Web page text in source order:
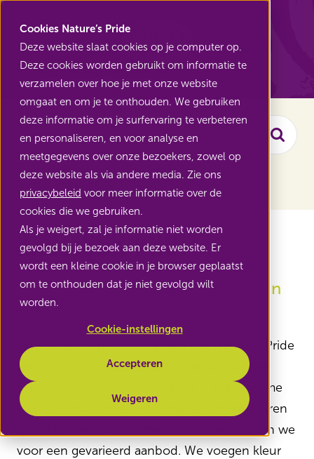
Cookies Nature’s Pride
Deze website slaat cookies op je computer op.
Deze cookies worden gebruikt om informatie te
verzamelen over hoe je met onze website
omgaat en om je te onthouden. We gebruiken
deze informatie om je surfervaring te verbeteren
en personaliseren, en voor analyse en
meetgegevens over onze bezoekers, zowel op
deze website als via andere media. Zie ons
privacybeleid voor meer informatie over de
cookies die we gebruiken.
Als je weigert, zal je informatie niet worden
gevolgd bij je bezoek aan deze website. Er
wordt een kleine cookie in je browser geplaatst
om te onthouden dat je niet gevolgd wilt
worden.
Cookie-instellingen
Accepteren
Weigeren
Terug naar Assortiment
Filter het assortiment
Exotisch fruit
Groei mee met de populariteit van
exotisch fruit
Het exotisch fruit assortiment van Nature's Pride
laat zien dat consumenten oneindig kunnen
variëren als het om fruit gaat. Er is een enorme
wereld aan verschillende smaken en structuren
te ontdekken. Samen met onze telers zorgen we
voor een gevarieerd aanbod. We voegen kleur